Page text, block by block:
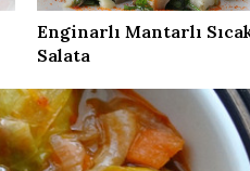
Enginarlı Mantarlı
Salata